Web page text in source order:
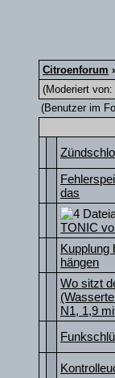
Citroenforum
(Moderiert von:
(Benutzer im
das
TONIC
Kupplung
hängen
Wo sitzt
N1, 1,9